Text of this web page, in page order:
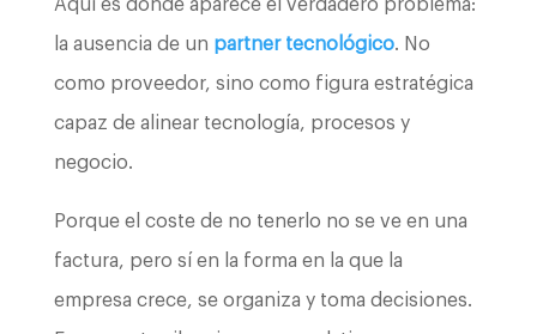
Aquí es donde aparece el verdadero problema:
la ausencia de un partner tecnológico. No
como proveedor, sino como figura estratégica
capaz de alinear tecnología, procesos y
negocio.
Porque el coste de no tenerlo no se ve en una
factura, pero sí en la forma en la que la
empresa crece, se organiza y toma decisiones.